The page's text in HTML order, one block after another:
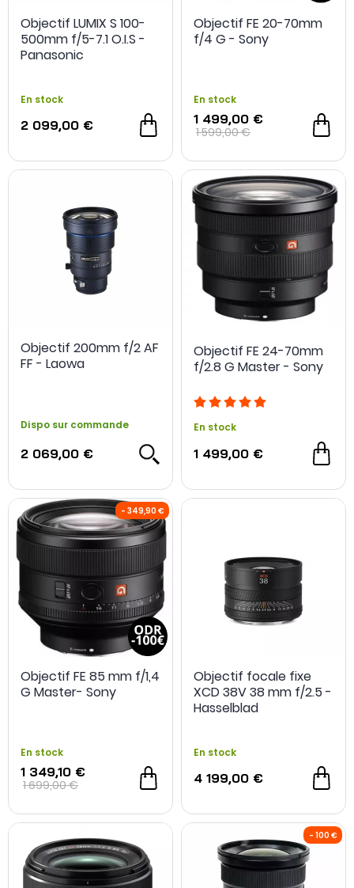
- 50 €
Objectif LUMIX S 100-
500mm f/5-7.1 O.I.S -
Panasonic
En stock
2 099,00 €
Objectif FE 20-70mm
f/4 G - Sony
En stock
1 499,00 €
1 599,00 €
Objectif 200mm f/2 AF
FF - Laowa
Dispo sur commande
2 069,00 €
Objectif FE 24-70mm
f/2.8 G Master - Sony
En stock
1 499,00 €
Objectif FE 85 mm f/1,4
G Master- Sony
En stock
1 349,10 €
1 699,00 €
Objectif focale fixe
XCD 38V 38 mm f/2.5 -
Hasselblad
En stock
4 199,00 €